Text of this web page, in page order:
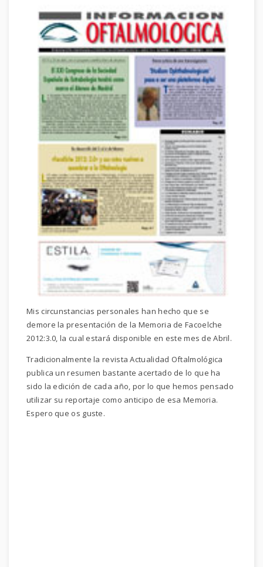
Mis circunstancias personales han hecho que se
demore la presentación de la Memoria de Facoelche
2012:3.0, la cual estará disponible en este mes de Abril.
Tradicionalmente la revista Actualidad Oftalmológica
publica un resumen bastante acertado de lo que ha
sido la edición de cada año, por lo que hemos pensado
utilizar su reportaje como anticipo de esa Memoria.
Espero que os guste.